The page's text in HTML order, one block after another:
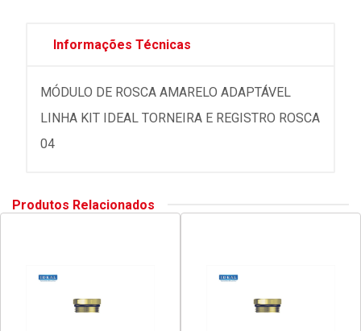
Informações Técnicas
MÓDULO DE ROSCA AMARELO ADAPTÁVEL
LINHA KIT IDEAL TORNEIRA E REGISTRO ROSCA
04
Produtos Relacionados